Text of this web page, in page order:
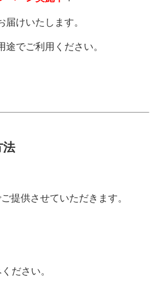
けいたします。
でご利用ください。
法
提供させていただきます。
ください。